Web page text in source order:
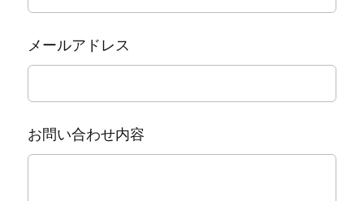
blank
メールアドレス
お問い合わせ内容